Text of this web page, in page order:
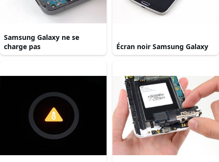
Samsung Galaxy ne se
charge pas
Écran noir Samsung Galaxy